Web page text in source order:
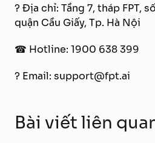
? Địa chỉ: Tầng 7, tháp FPT,
quận Cầu Giấy, Tp. Hà Nội
☎ Hotline: 1900 638 399
? Email: support@fpt.ai
Bài viết liên